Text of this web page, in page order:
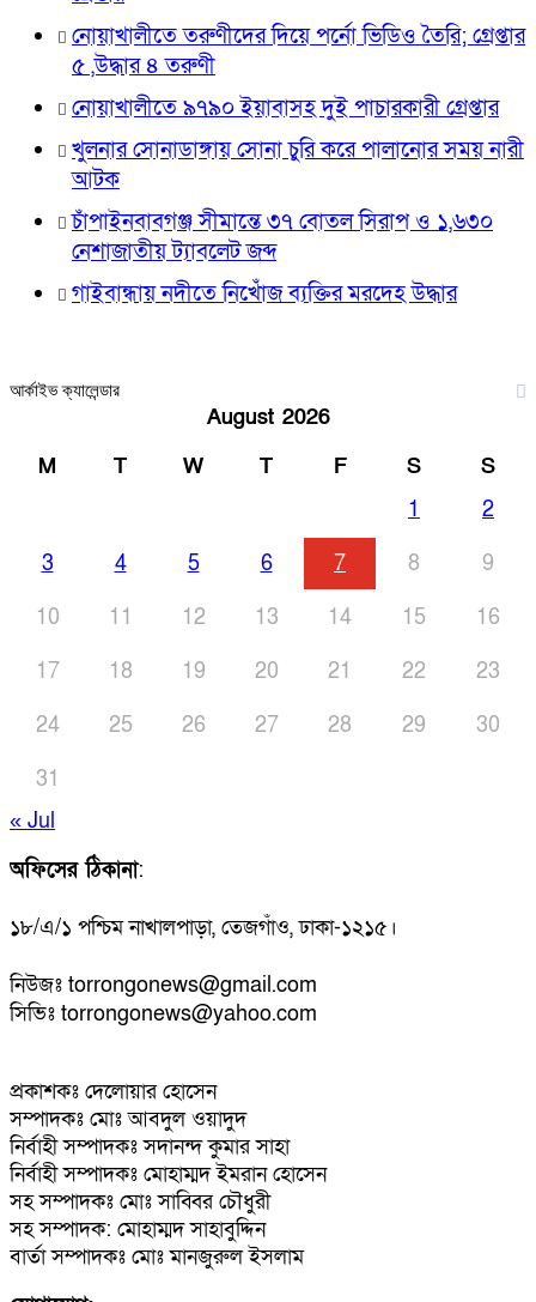
নোয়াখালীতে তরুণীদের দিয়ে পর্নো ভিডিও তৈরি; গ্রেপ্তার
৫ ,উদ্ধার ৪ তরুণী
নোয়াখালীতে ৯৭৯০ ইয়াবাসহ দুই পাচারকারী গ্রেপ্তার
খুলনার সোনাডাঙ্গায় সোনা চুরি করে পালানোর সময় নারী
আটক
চাঁপাইনবাবগঞ্জ সীমান্তে ৩৭ বোতল সিরাপ ও ১,৬৩০
নেশাজাতীয় ট্যাবলেট জব্দ
গাইবান্ধায় নদীতে নিখোঁজ ব্যক্তির মরদেহ উদ্ধার
আর্কাইভ ক্যালেন্ডার
August 2026
M
T W T F S
S
1
2
3
4 5 6 7 8
9
10
11 12 13 14 15
16
17
18 19 20 21 22
23
24
25 26 27 28 29
30
31
« Jul
অফিসের ঠিকানা:
১৮/এ/১ পশ্চিম নাখালপাড়া, তেজগাঁও, ঢাকা-১২১৫।
নিউজঃ torrongonews@gmail.com
সিভিঃ torrongonews@yahoo.com
প্রকাশকঃ দেলোয়ার হোসেন
সম্পাদকঃ মোঃ আবদুল ওয়াদুদ
নির্বাহী সম্পাদকঃ সদানন্দ কুমার সাহা
নির্বাহী সম্পাদকঃ মোহাম্মদ ইমরান হোসেন
সহ সম্পাদকঃ মোঃ সাব্বির চৌধুরী
সহ সম্পাদক: মোহাম্মদ সাহাবুদ্দিন
বার্তা সম্পাদকঃ মোঃ মানজুরুল ইসলাম